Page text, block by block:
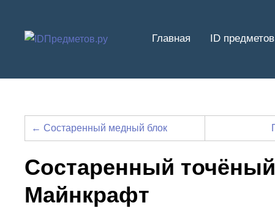
содержимому
Главная ID предметов
← Состаренный медный блок
Состаренный
Майнкрафт